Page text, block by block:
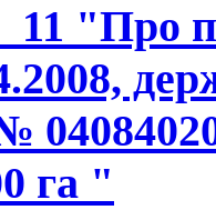
"Про
га "